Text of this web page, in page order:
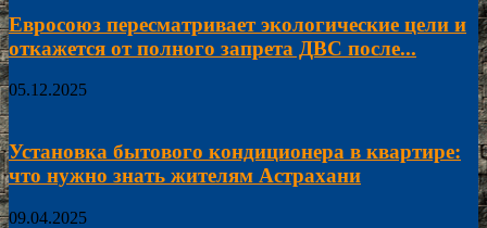
Евросоюз пересматривает экологические цели и
откажется от полного запрета ДВС после...
05.12.2025
Установка бытового кондиционера в квартире:
что нужно знать жителям Астрахани
09.04.2025